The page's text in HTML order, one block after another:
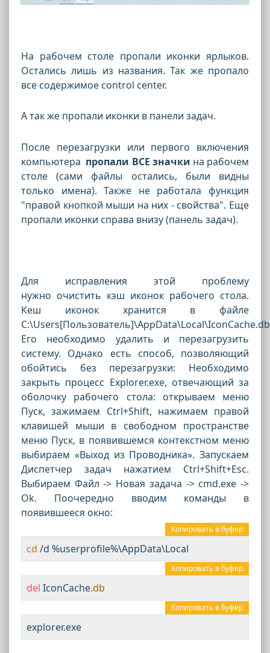
На рабочем столе пропали иконки ярлыков.
Остались лишь из названия. Так же пропало
все содержимое control center.
А так же пропали иконки в панели задач.
После перезагрузки или первого включения
компьютера пропали ВСЕ значки на рабочем
столе (сами файлы остались, были видны
только имена). Также не работала функция
"правой кнопкой мыши на них - свойства". Еще
пропали иконки справа внизу (панель задач).
Для исправления этой проблему
нужно очистить кэш иконок рабочего стола.
Кеш иконок хранится в файле
Его необходимо удалить и перезагрузить
систему. Однако есть способ, позволяющий
обойтись без перезагрузки: Необходимо
закрыть процесс Explorer.exe, отвечающий за
оболочку рабочего стола: открываем меню
Пуск, зажимаем Ctrl+Shift, нажимаем правой
клавишей мыши в свободном пространстве
меню Пуск, в появившемся контекстном меню
выбираем «Выход из Проводника». Запускаем
Диспетчер задач нажатием Ctrl+Shift+Esc.
Выбираем Файл -> Новая задача -> cmd.exe ->
Ok. Поочередно вводим команды в
появившееся окно:
cd
Копировать в буфер
del IconCache.db
Копировать в буфер
explorer.exe
Копировать в буфер